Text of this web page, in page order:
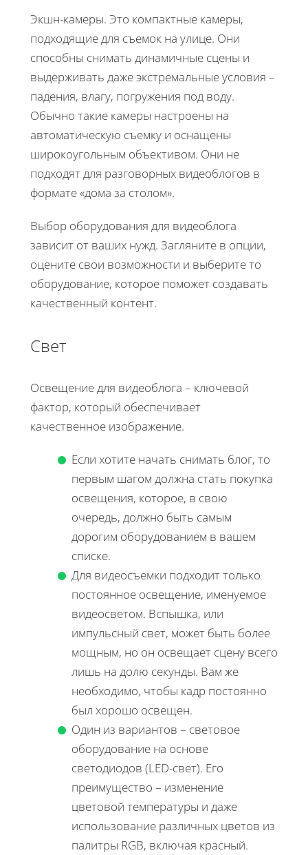
Экшн-камеры. Это компактные камеры,
подходящие для съемок на улице. Они
способны снимать динамичные сцены и
выдерживать даже экстремальные условия –
падения, влагу, погружения под воду.
Обычно такие камеры настроены на
автоматическую съемку и оснащены
широкоугольным объективом. Они не
подходят для разговорных видеоблогов в
формате «дома за столом».
Выбор оборудования для видеоблога
зависит от ваших нужд. Загляните в опции,
оцените свои возможности и выберите то
оборудование, которое поможет создавать
качественный контент.
Свет
Освещение для видеоблога – ключевой
фактор, который обеспечивает
качественное изображение.
Если хотите начать снимать блог, то
первым шагом должна стать покупка
освещения, которое, в свою
очередь, должно быть самым
дорогим оборудованием в вашем
списке.
Для видеосъемки подходит только
постоянное освещение, именуемое
видеосветом. Вспышка, или
импульсный свет, может быть более
мощным, но он освещает сцену всего
лишь на долю секунды. Вам же
необходимо, чтобы кадр постоянно
был хорошо освещен.
Один из вариантов – световое
оборудование на основе
светодиодов (LED-свет). Его
преимущество – изменение
цветовой температуры и даже
использование различных цветов из
палитры RGB, включая красный.